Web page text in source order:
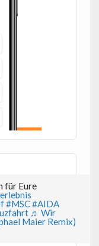
für Eure
#MSC#AIDA
♬ Wir
Maier Remix)